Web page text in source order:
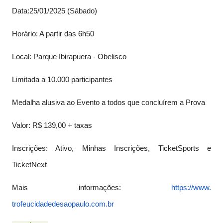
Data:25/01/2025 (Sábado)
Horário: A partir das 6h50
Local: Parque Ibirapuera - Obelisco
Limitada a 10.000 participantes
Medalha alusiva ao Evento a todos que concluírem a Prova
Valor: R$ 139,00 + taxas
Inscrições: Ativo, Minhas Inscrições, TicketSports e
TicketNext
Mais informações: https://www.
trofeucidadedesaopaulo.com.br